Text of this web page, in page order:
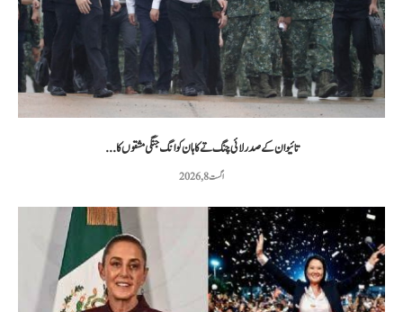
تائیوان کے صدر لائی چنگ تے کا ہان کوانگ جنگی مشقوں کا...
اگست 8, 2026